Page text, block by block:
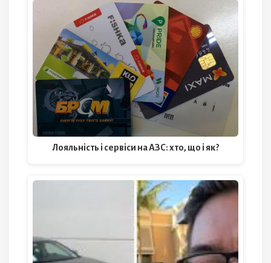
Лояльність і сервіси на АЗС: хто, що і як?